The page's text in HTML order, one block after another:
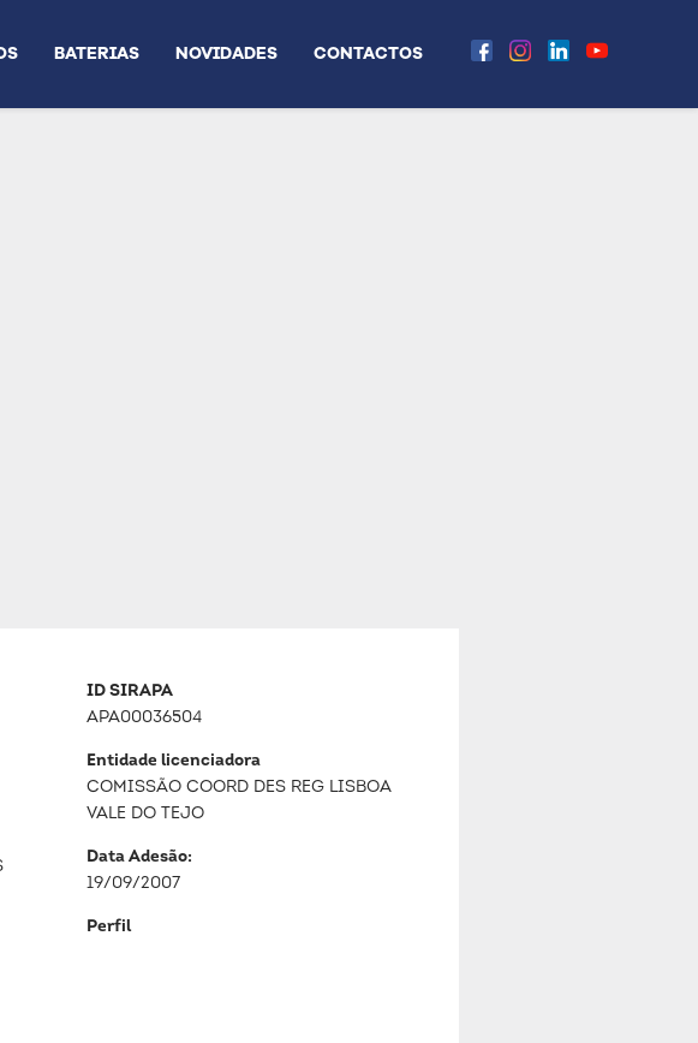
BATERIAS NOVIDADES CONTACTOS
ID SIRAPA
APA00036504
Entidade licenciadora
COMISSÃO COORD DES REG LISBOA
VALE DO TEJO
Data Adesão:
19/09/2007
Perfil